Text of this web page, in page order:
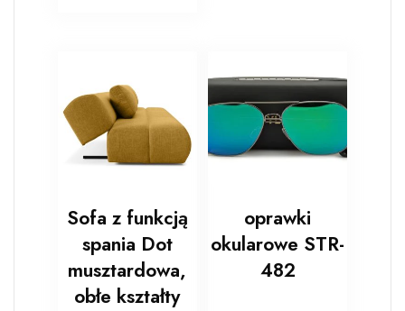
Sofa z funkcją
spania Dot
musztardowa,
obłe kształty
oprawki
okularowe STR-
482